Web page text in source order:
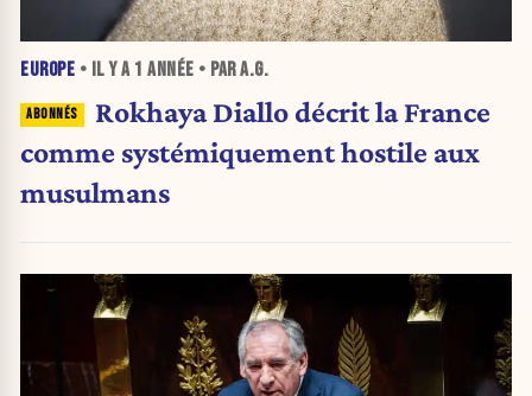
EUROPE • IL Y A 1 ANNÉE • PAR A.G.
Rokhaya Diallo décrit la France
comme systémiquement hostile aux
musulmans